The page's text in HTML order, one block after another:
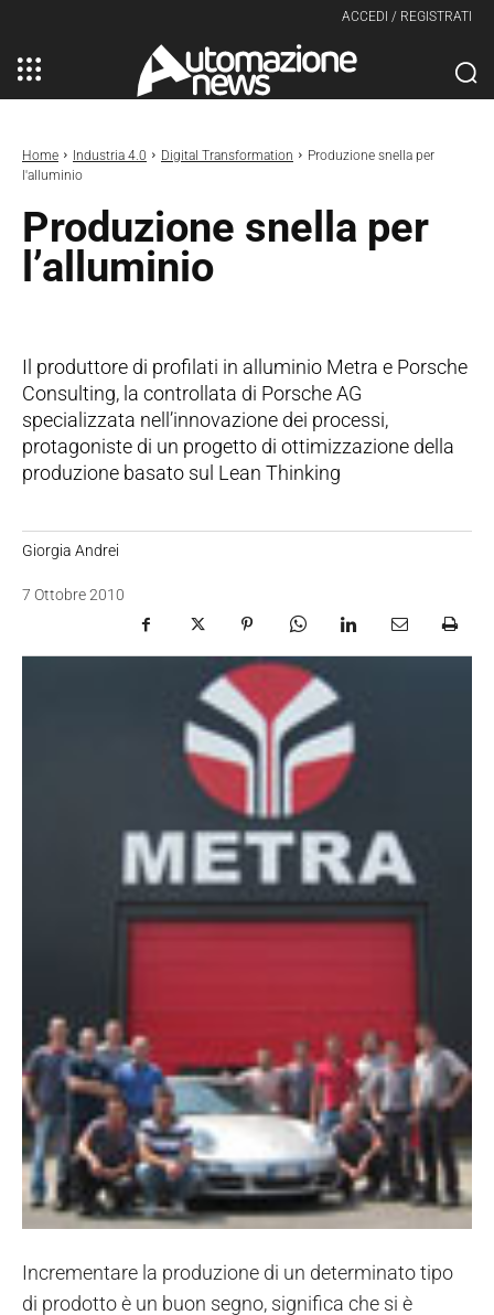
ACCEDI / REGISTRATI
Home Industria 4.0 Digital Transformation
Produzione snella per
l'alluminio
Produzione snella per
l’alluminio
Il produttore di profilati in alluminio Metra e Porsche
Consulting, la controllata di Porsche AG
specializzata nell’innovazione dei processi,
protagoniste di un progetto di ottimizzazione della
produzione basato sul Lean Thinking
Giorgia Andrei
7 Ottobre 2010
Incrementare la produzione di un determinato tipo
di prodotto è un buon segno, significa che si è